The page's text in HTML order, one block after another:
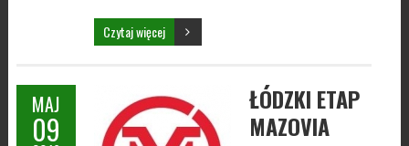
Czytaj więcej
MAJ
09
ŁÓDZKI ETAP
MAZOVIA